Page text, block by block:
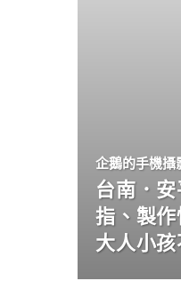
企鵝的手機攝
台南．
指、製作
大人小孩